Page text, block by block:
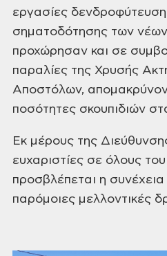
εργασίες
σηματοδότησης των
προχώρησαν και σε
παραλίες της Χρυσής
Αποστόλων,
ποσότητες σκουπιδιών
Εκ μέρους της
ευχαριστίες σε όλους
προσβλέπεται η
παρόμοιες μελλοντικές